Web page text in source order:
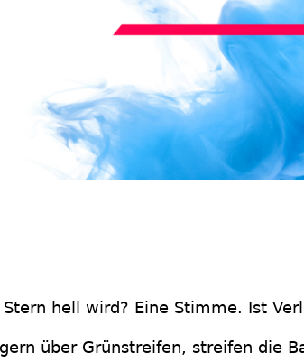
hell wird? Eine Stimme. Ist
über Grünstreifen, streifen die